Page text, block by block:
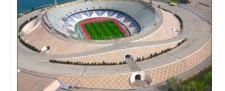
المللی
اخبار
اقتصادی
اخبار
جدید
اخبار
حوادث